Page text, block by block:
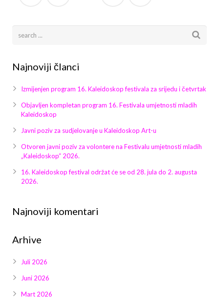
Najnoviji članci
Izmijenjen program 16. Kaleidoskop festivala za srijedu i četvrtak
Objavljen kompletan program 16. Festivala umjetnosti mladih
Kaleidoskop
Javni poziv za sudjelovanje u Kaleidoskop Art-u
Otvoren javni poziv za volontere na Festivalu umjetnosti mladih
„Kaleidoskop“ 2026.
16. Kaleidoskop festival održat će se od 28. jula do 2. augusta
2026.
Najnoviji komentari
Arhive
Juli 2026
Juni 2026
Mart 2026